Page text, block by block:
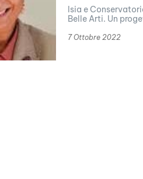
Isia e
Belle Arti. Un
7 Ottobre 2022